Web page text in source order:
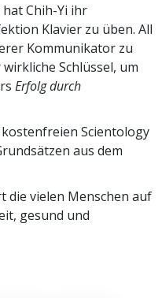
Chih-Yi ihr
Klavier zu üben. All
Kommunikator zu
Schlüssel, um
Erfolg durch
Scientology
aus dem
die vielen Menschen auf
gesund und